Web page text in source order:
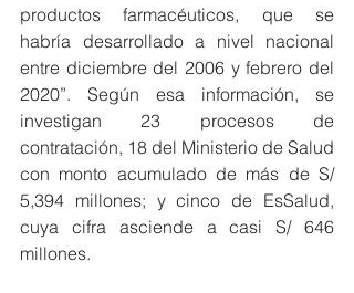
productos farmacéuticos, que se
habría desarrollado a nivel nacional
entre diciembre del 2006 y febrero del
2020”. Según esa información, se
investigan 23 procesos de
contratación, 18 del Ministerio de Salud
con monto acumulado de más de S/
5,394 millones; y cinco de EsSalud,
cuya cifra asciende a casi S/ 646
millones.